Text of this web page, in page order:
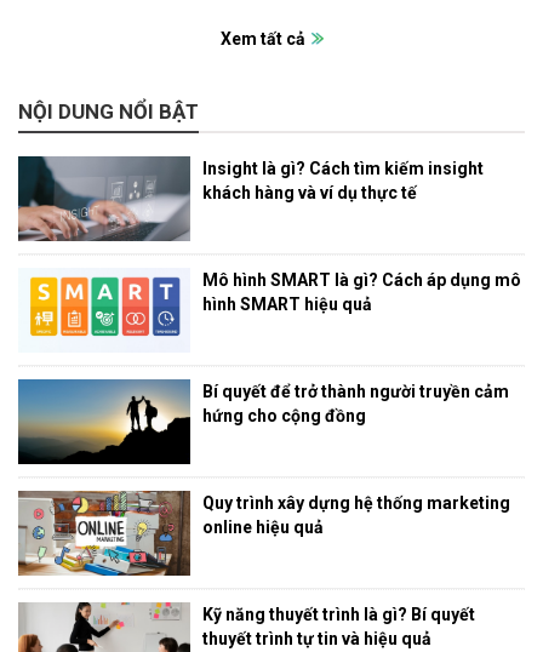
Xem tất cả
NỘI DUNG NỔI BẬT
Insight là gì? Cách tìm kiếm insight
khách hàng và ví dụ thực tế
Mô hình SMART là gì? Cách áp dụng mô
hình SMART hiệu quả
Bí quyết để trở thành người truyền cảm
hứng cho cộng đồng
Quy trình xây dựng hệ thống marketing
online hiệu quả
Kỹ năng thuyết trình là gì? Bí quyết
thuyết trình tự tin và hiệu quả